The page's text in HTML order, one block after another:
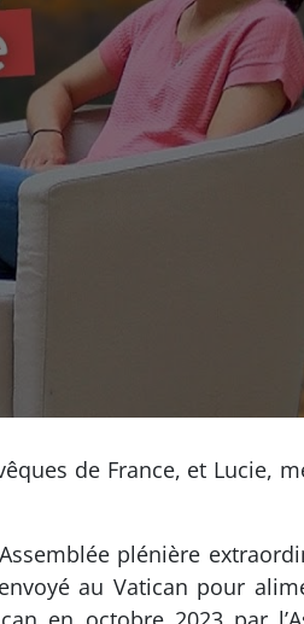
de France, et Lucie,
plénière
au Vatican pour